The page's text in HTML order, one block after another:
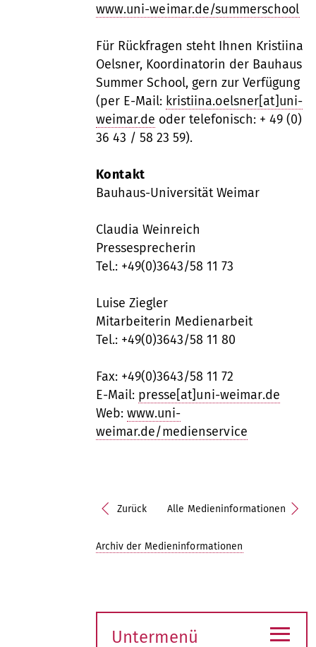
www.uni-weimar.de/summerschool
Für Rückfragen steht Ihnen Kristiina
Oelsner, Koordinatorin der Bauhaus
Summer School, gern zur Verfügung
(per E-Mail: kristiina.oelsner[at]uni-
weimar.de oder telefonisch: + 49 (0)
36 43 / 58 23 59).
Kontakt
Bauhaus-Universität Weimar
Claudia Weinreich
Pressesprecherin
Tel.: +49(0)3643/58 11 73
Luise Ziegler
Mitarbeiterin Medienarbeit
Tel.: +49(0)3643/58 11 80
Fax: +49(0)3643/58 11 72
E-Mail: presse[at]uni-weimar.de
Web: www.uni-
weimar.de/medienservice
Zurück Alle Medieninformationen
Archiv der Medieninformationen
Untermenü
≡